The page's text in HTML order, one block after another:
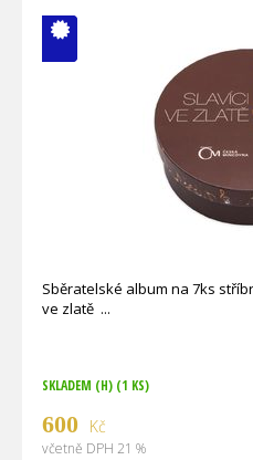
V ČM zcela
Sběratelské album na 7ks
ve zlatě
SKLADEM (H) (1 KS)
600 Kč
včetně DPH 21 %